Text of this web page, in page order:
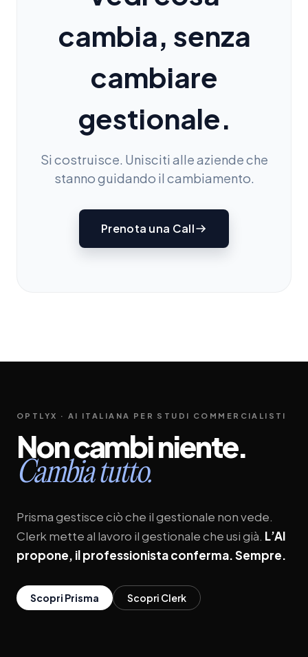
cambia, senza
cambiare
gestionale.
Si costruisce. Unisciti alle aziende che
stanno guidando il cambiamento.
Prenota una Call
OPTLYX · AI ITALIANA PER STUDI COMMERCIALISTI
Noncambiniente.
Cambia tutto.
Prisma gestisce ciò che il gestionale non vede.
Clerk mette al lavoro il gestionale che usi già. L’AI
propone, il professionista conferma. Sempre.
Scopri Prisma Scopri Clerk